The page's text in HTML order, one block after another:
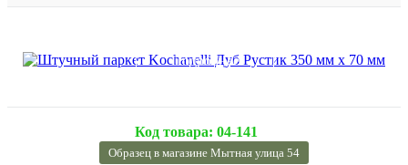
Подробнее
Код товара: 04-141
Образец в магазине Мытная улица 54